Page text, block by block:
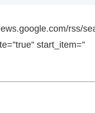
rss/
start_item=”